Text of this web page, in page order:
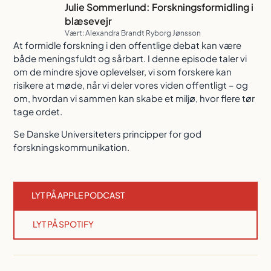
Julie Sommerlund: Forskningsformidling i
blæsevejr
Vært: Alexandra Brandt Ryborg Jønsson
At formidle forskning i den offentlige debat kan være
både meningsfuldt og sårbart. I denne episode taler vi
om de mindre sjove oplevelser, vi som forskere kan
risikere at møde, når vi deler vores viden offentligt – og
om, hvordan vi sammen kan skabe et miljø, hvor flere tør
tage ordet.
Se Danske Universiteters principper for god
forskningskommunikation.
LYT PÅ APPLE PODCAST
LYT PÅ SPOTIFY